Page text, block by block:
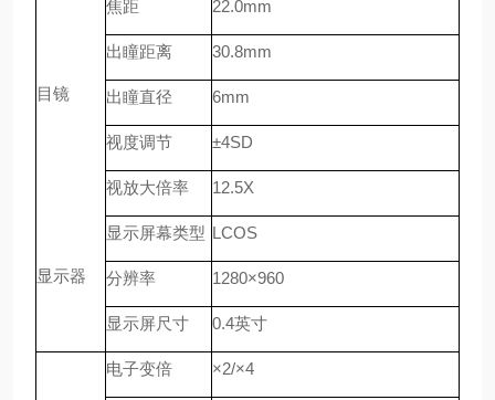
目镜
焦距 22.0mm
出瞳距离 30.8mm
出瞳直径 6mm
视度调节 ±4SD
视放大倍率 12.5X
显示器
显示屏幕类型 LCOS
分辨率 1280×960
显示屏尺寸 0.4英寸
电子变倍 ×2/×4